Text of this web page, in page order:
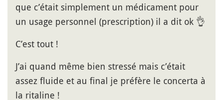
que c’était simplement un médicament pour
un usage personnel (prescription) il a dit ok 👌
C’est tout !
J’ai quand même bien stressé mais c’était
assez fluide et au final je préfère le concerta à
la ritaline !